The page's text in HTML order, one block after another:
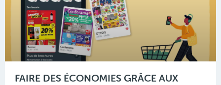
FAIRE DES ÉCONOMIES GRÂCE AUX